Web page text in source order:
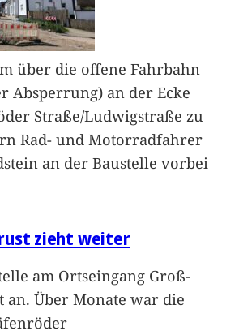
über die offene Fahrbahn
Absperrung) an der Ecke
Straße/Ludwigstraße zu
Rad- und Motorradfahrer
an der Baustelle vorbei
zieht weiter
am Ortseingang Groß-
an. Über Monate war die